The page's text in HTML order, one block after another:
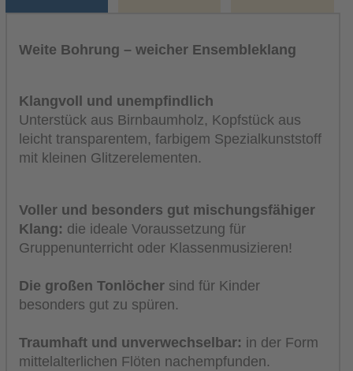
Weite Bohrung – weicher Ensembleklang
Klangvoll und unempfindlich
Unterstück aus Birnbaumholz, Kopfstück aus
leicht transparentem, farbigem Spezialkunststoff
mit kleinen Glitzerelementen.
Voller und besonders gut mischungsfähiger
Klang: die ideale Voraussetzung für
Gruppenunterricht oder Klassenmusizieren!
Die großen Tonlöcher sind für Kinder
besonders gut zu spüren.
Traumhaft und unverwechselbar: in der Form
mittelalterlichen Flöten nachempfunden.